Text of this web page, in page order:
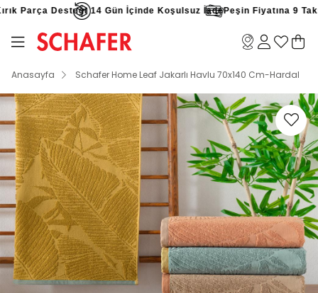
Parça Desteği 14 Gün İçinde Koşulsuz İadePeşin Fiyatına 9
Anasayfa Schafer Home Leaf Jakarlı Havlu 70x140 Cm-Hardal